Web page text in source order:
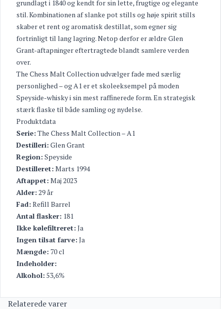
grundlagt i 1840 og kendt for sin lette, frugtige og elegante
stil. Kombinationen af slanke pot stills og høje spirit stills
skaber et rent og aromatisk destillat, som egner sig
fortrinligt til lang lagring. Netop derfor er ældre Glen
Grant-aftapninger eftertragtede blandt samlere verden
over.
The Chess Malt Collection udvælger fade med særlig
personlighed – og A1 er et skoleeksempel på moden
Speyside-whisky i sin mest raffinerede form. En strategisk
stærk flaske til både samling og nydelse.
Produktdata
Serie: The Chess Malt Collection – A1
Destilleri: Glen Grant
Region: Speyside
Destilleret: Marts 1994
Aftappet: Maj 2023
Alder: 29 år
Fad: Refill Barrel
Antal flasker: 181
Ikke kølefiltreret: Ja
Ingen tilsat farve: Ja
Mængde: 70 cl
Indeholder:
Alkohol: 53,6%
Relaterede varer